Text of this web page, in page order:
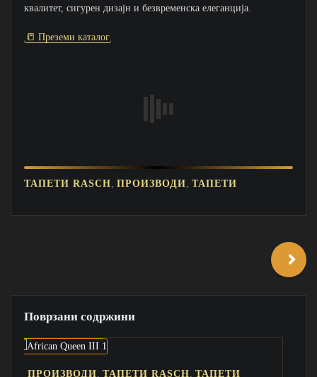
квалитет, сигурен дизајн и безвременска елеганција.
📒 Преземи каталог
ТАПЕТИ RASCH ПРОИЗВОДИ ТАПЕТИ
Поврзани содржини
,ТАПЕТИ RASCH,ТАПЕТИ